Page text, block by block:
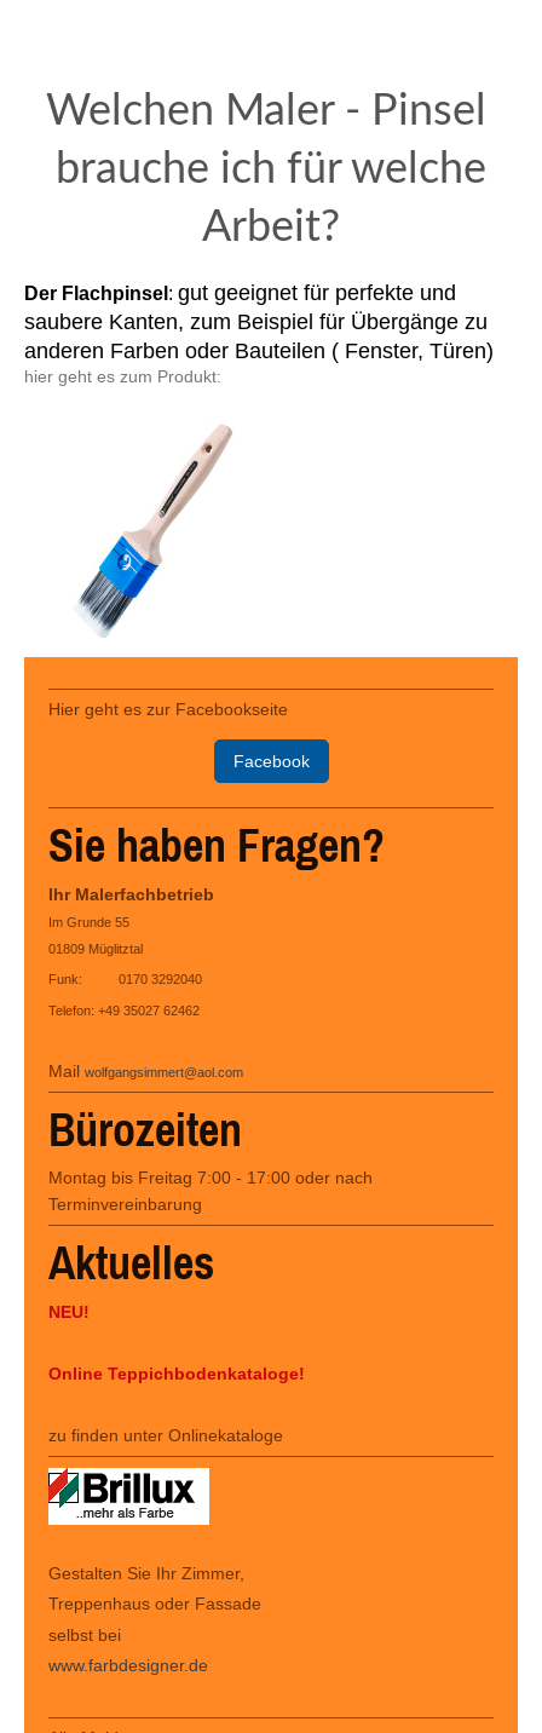
Welchen Maler - Pinsel
brauche ich für welche
Arbeit?
Der Flachpinsel : gut geeignet für perfekte und
saubere Kanten, zum Beispiel für Übergänge zu
anderen Farben oder Bauteilen ( Fenster, Türen)
hier geht es zum Produkt:
Hier geht es zur Facebookseite
Facebook
Sie haben Fragen?
Ihr Malerfachbetrieb
Im Grunde 55
01809 Müglitztal
Funk: 0170 3292040
Telefon: +49 35027 62462
Mail wolfgangsimmert@aol.com
Bürozeiten
Montag bis Freitag 7:00 - 17:00 oder nach
Terminvereinbarung
Aktuelles
NEU!
Online Teppichbodenkataloge!
zu finden unter Onlinekataloge
Gestalten Sie Ihr Zimmer,
Treppenhaus oder Fassade
selbst bei
www.farbdesigner.de